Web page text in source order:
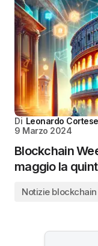
Di Leonardo Cortese
9 Marzo 2024
Blockchain
maggio la
Notizie blockchain